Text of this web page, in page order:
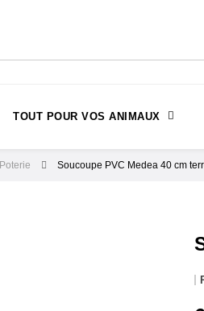
TOUT POUR VOS ANIMAUX
Poterie Soucoupe PVC Medea 40 cm